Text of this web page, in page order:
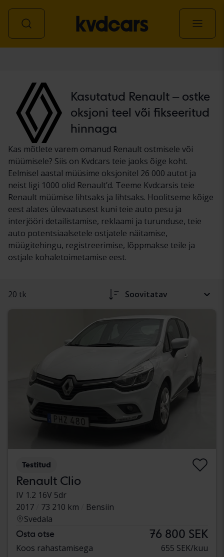
Kasutatud Renault – ostke
oksjoni teel või fikseeritud
hinnaga
Kas mõtlete varem omanud Renault ostmisele või
müümisele? Siis on Kvdcars teie jaoks õige koht.
Eelmisel aastal müüsime oksjonitel 26 000 autot ja
neist ligi 1000 olid Renault’d. Teeme Kvdcarsis teie
Renault müümise lihtsaks ja lihtsaks. Hoolitseme kõige
eest alates ülevaatusest kuni teie auto pesu ja
interjööri detailistamise, reklaami ja turunduse, teie
auto potentsiaalsetele ostjatele näitamise,
müügitehingu, registreerimise, lõppmakse teile ja
ostjale kohaletoimetamise eest.
20 tk Soovitatav
Testitud
Renault Clio
IV 1.2 16V 5dr
2017
73 210 km
Bensiin
Svedala
Osta otse 76 800 SEK
Koos rahastamisega 655 SEK/kuu